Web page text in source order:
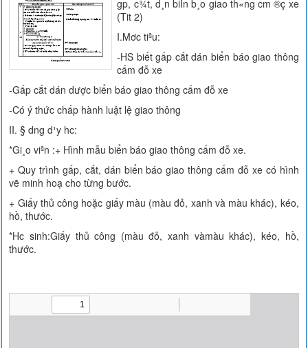
gp, c¾t, d¸n biĨn b¸o giao th«ng cm ®ç xe
(Tit 2)
I.Mơc tiªu:
-HS biết gấp cắt dán biển báo giao thông
cấm đỗ xe
-Gấp cắt dán dược biển báo giao thông cấm đỗ xe
-Có ý thức chấp hành luật lệ giao thông
II. § dng d¹y hc:
*Gi¸o viªn :+ Hình mẫu biển báo giao thông cấm đỗ xe.
+ Quy trình gấp, cắt, dán biển báo giao thông cấm đỗ xe có hình
vẽ minh hoạ cho từng bước.
+ Giấy thủ công hoặc giấy màu (màu đỏ, xanh và màu khác), kéo,
hồ, thước.
*Hc sinh:Giấy thủ công (màu đỏ, xanh vàmàu khác), kéo, hồ,
thước.